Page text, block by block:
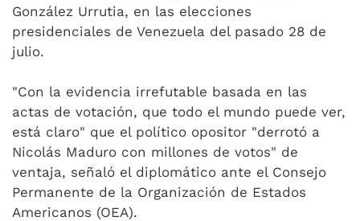
González Urrutia, en las elecciones
presidenciales de Venezuela del pasado 28 de
julio.
"Con la evidencia irrefutable basada en las
actas de votación, que todo el mundo puede ver,
está claro" que el político opositor "derrotó a
Nicolás Maduro con millones de votos" de
ventaja, señaló el diplomático ante el Consejo
Permanente de la Organización de Estados
Americanos (OEA).